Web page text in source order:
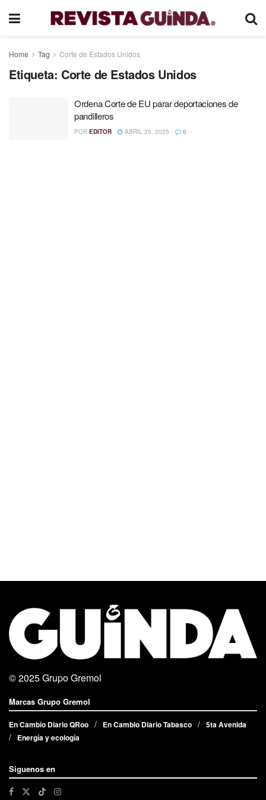
Home Tag Corte de Estados Unidos
Etiqueta: Corte de Estados Unidos
Ordena Corte de EU parar deportaciones de
pandilleros
POR EDITOR ABRIL 20, 2025 0
© 2025Grupo Gremol
Marcas Grupo Gremol
En Cambio Diario QRoo En Cambio Diario Tabasco
5ta Avenida
Energía y ecología
Siguenos en